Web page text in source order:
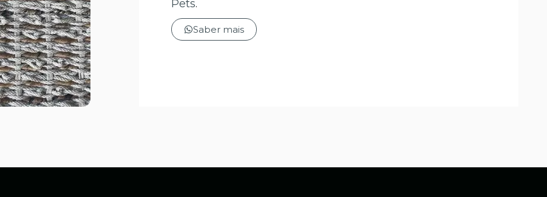
Pets.
Saber mais